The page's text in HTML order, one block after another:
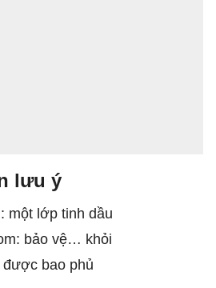
lưu ý
một lớp tinh dầu
bảo vệ… khỏi
bao phủ